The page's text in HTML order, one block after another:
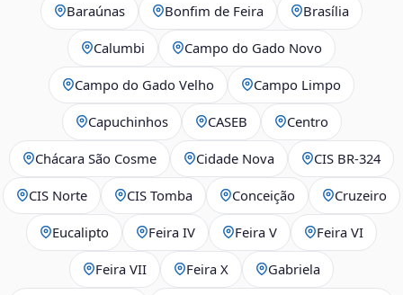
Baraúnas Bonfim de Feira Brasília
Calumbi Campo do Gado Novo
Campo do Gado Velho Campo Limpo
Capuchinhos CASEB Centro
Chácara São Cosme Cidade Nova CIS BR‑324
CIS Norte CIS Tomba Conceição Cruzeiro
Eucalipto Feira IV Feira V Feira VI
Feira VII Feira X Gabriela